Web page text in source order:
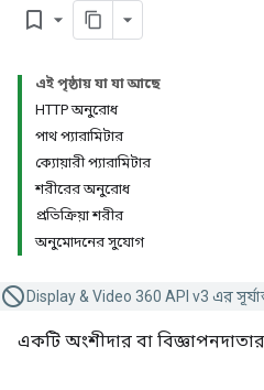
bookmark_border
এই পৃষ্ঠায় যা যা আছে
HTTP অনুরোধ
পাথ প্যারামিটার
ক্যোয়ারী প্যারামিটার
শরীরের অনুরোধ
প্রতিক্রিয়া শরীর
অনুমোদনের সুযোগ
Display & Video 360 API v3 এর
একটি অংশীদার বা